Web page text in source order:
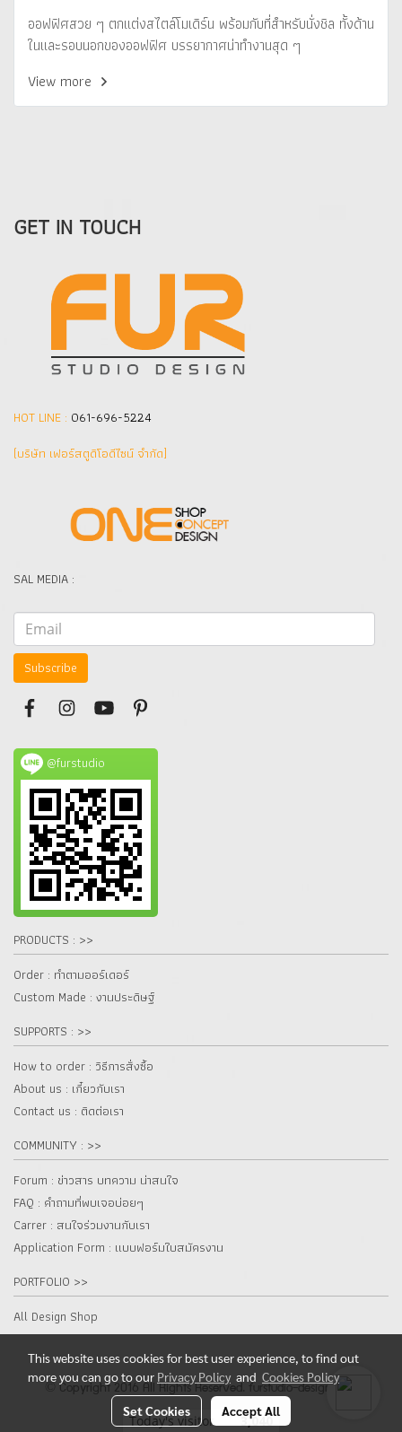
ออฟฟิศสวย ๆ ตกแต่งสไตล์โมเดิร์น พร้อมกับที่สำหรับนั่งชิล ทั้งด้าน
ในและรอบนอกของออฟฟิศ บรรยากาศน่าทำงานสุด ๆ
View more
GET IN TOUCH
HOT LINE : 061-696-5224
(บริษัท เฟอร์สตูดิโอดีไซน์ จำกัด]
SAL MEDIA :
Subscribe
@furstudio
PRODUCTS : >>
Order : ทำตามออร์เดอร์
Custom Made : งานประดิษฐ์
SUPPORTS : >>
How to order : วิธีการสั่งซื้อ
About us : เกี๋ยวกับเรา
Contact us : ติดต่อเรา
COMMUNITY : >>
Forum : ข่าวสาร บทความ น่าสนใจ
FAQ : คำถามที่พบเจอบ่อยๆ
Carrer : สนใจร่วมงานกับเรา
Application Form : แบบฟอร์มใบสมัครงาน
PORTFOLIO >>
All Design Shop
© Copyright 2016 All Rights Reserved. furstudio-design.com
Today's visitor 3,040
This website uses cookies for best user experience, to find out
more you can go to our Privacy Policy and Cookies Policy
Set Cookies Accept All